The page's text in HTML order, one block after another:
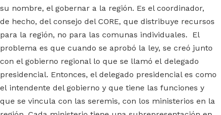
su nombre, el gobernar a la región. Es el coordinador,
de hecho, del consejo del CORE, que distribuye recursos
para la región, no para las comunas individuales. El
problema es que cuando se aprobó la ley, se creó junto
con el gobierno regional lo que se llamó el delegado
presidencial. Entonces, el delegado presidencial es como
el intendente del gobierno y que tiene las funciones y
que se vincula con las seremis, con los ministerios en la